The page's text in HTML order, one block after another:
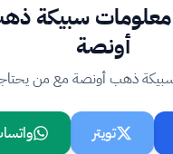
سبيكة
أونصة
ذهب أونصة مع من
تويتر